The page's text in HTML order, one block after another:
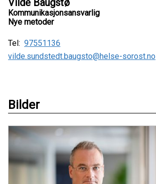
Vilde Baugstø
Kommunikasjonsansvarlig
Nye metoder
Tel: 97551136
vilde.sundstedt.baugsto@helse-sorost.no
Bilder